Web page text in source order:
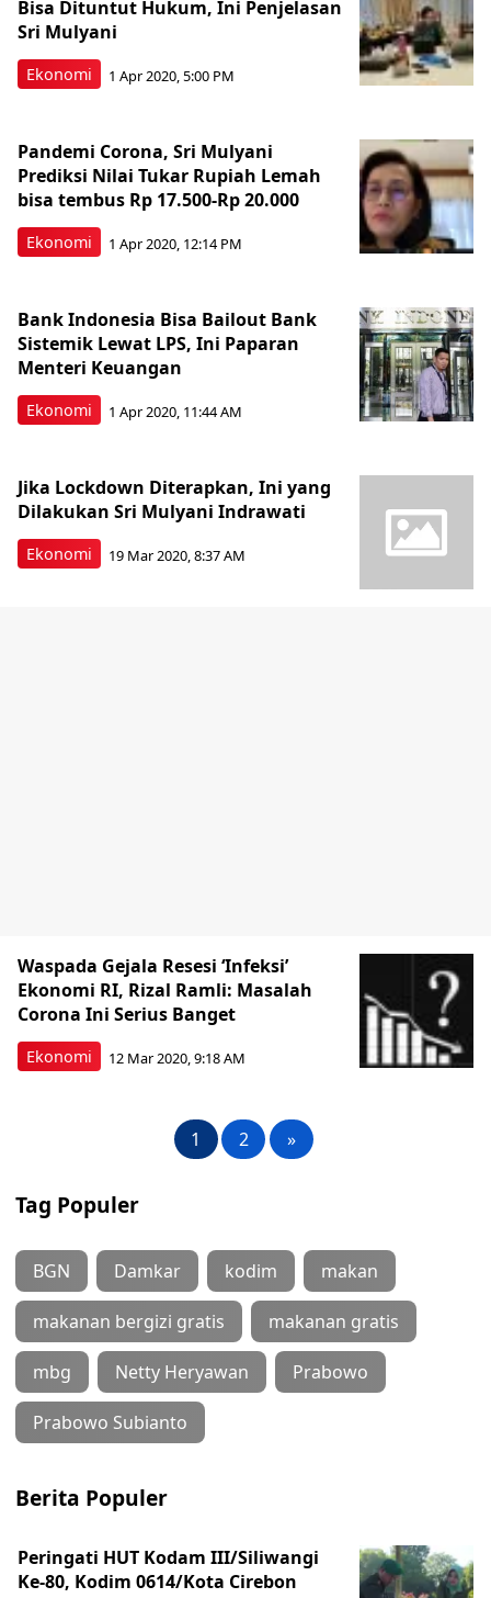
Ekonomi
Bisa Dituntut Hukum, Ini Penjelasan
Sri Mulyani
1 Apr 2020, 5:00 PM
Ekonomi
Pandemi Corona, Sri Mulyani
Prediksi Nilai Tukar Rupiah Lemah
bisa tembus Rp 17.500-Rp 20.000
1 Apr 2020, 12:14 PM
Ekonomi
Bank Indonesia Bisa Bailout Bank
Sistemik Lewat LPS, Ini Paparan
Menteri Keuangan
1 Apr 2020, 11:44 AM
Ekonomi
Jika Lockdown Diterapkan, Ini yang
Dilakukan Sri Mulyani Indrawati
19 Mar 2020, 8:37 AM
Ekonomi
Waspada Gejala Resesi ‘Infeksi’
Ekonomi RI, Rizal Ramli: Masalah
Corona Ini Serius Banget
12 Mar 2020, 9:18 AM
1 2 »
Tag Populer
BGN Damkar kodim makan
makanan bergizi gratis makanan gratis
mbg Netty Heryawan Prabowo
Prabowo Subianto
Berita Populer
Peringati HUT Kodam III/Siliwangi
Ke-80, Kodim 0614/Kota Cirebon